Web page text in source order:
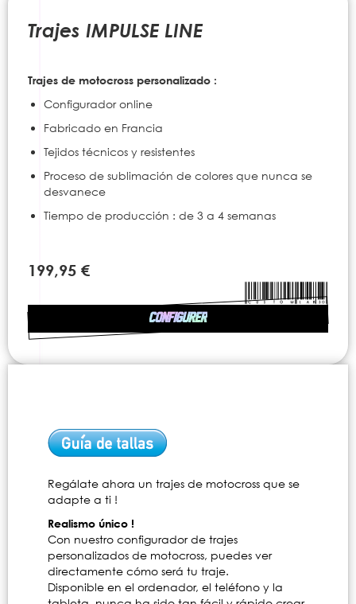
Trajes IMPULSE LINE
Trajes de motocross personalizado :
Configurador online
Fabricado en Francia
Tejidos técnicos y resistentes
Proceso de sublimación de colores que nunca se
desvanece
Tiempo de producción : de 3 a 4 semanas
CONFIGURER
199,95 €
beginning
images
gallery
Regálate ahora un trajes de motocross que se
adapte a ti !
Realismo único !
Con nuestro configurador de trajes
personalizados de motocross, puedes ver
directamente cómo será tu traje.
Disponible en el ordenador, el teléfono y la